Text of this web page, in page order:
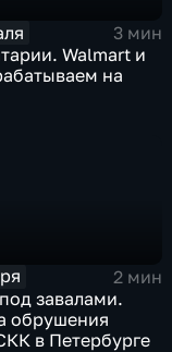
3 мин
Walmart и
на
2 мин
завалами.
обрушения
в Петербурге